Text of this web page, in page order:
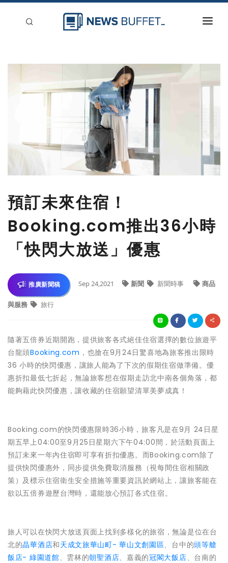
登入
預訂未來住宿！
Booking.com推出36小時
「快閃大放送」優惠
推廣新聞稿 Sep 24,2021 新聞 新聞時事 商品
與服務 旅行
隨著五倍券近期開跑，提供旅客各式絕佳住宿選擇的數位旅遊平
台龍頭Booking.com ，也搶在9月24日驚喜地為旅客推出限時
36 小時的快閃優惠，讓旅人能為了下次的假期住宿做準備。優
惠折扣最低七折起，無論旅客想在假期走訪北中南各個角落，都
能夠藉此快閃優惠，讓收藏的住宿願望清單美夢成真！
Booking.com的快閃優惠限時36小時，旅客凡是在9月 24日星
期五早上04:00至9月25日星期六下午04:00間，於活動頁面上
預訂未來一年內住宿即可享有折扣優惠。而Booking.com除了
提供快閃優惠外，同步提供免費取消服務（視每間住宿相關政
策）及標示住宿衛生安全措施等重要資訊於網站上，讓旅客能在
欲以五倍券遊歷台灣時，還能放心預訂各式住宿。
旅人可以在快閃大放送頁面上找到多樣化的旅宿，無論是位在台
北的晶華酒店和天成文旅華山町- 華山文創園區、台中的頭等艙
飯店- 綠園道館、雲林的朝聖酒店、嘉義的冠閣大飯店、台南的